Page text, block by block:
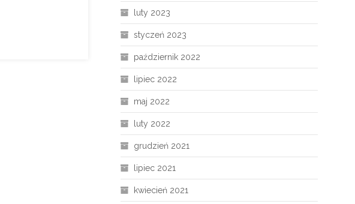
luty 2023
styczeń 2023
październik 2022
lipiec 2022
maj 2022
luty 2022
grudzień 2021
lipiec 2021
kwiecień 2021